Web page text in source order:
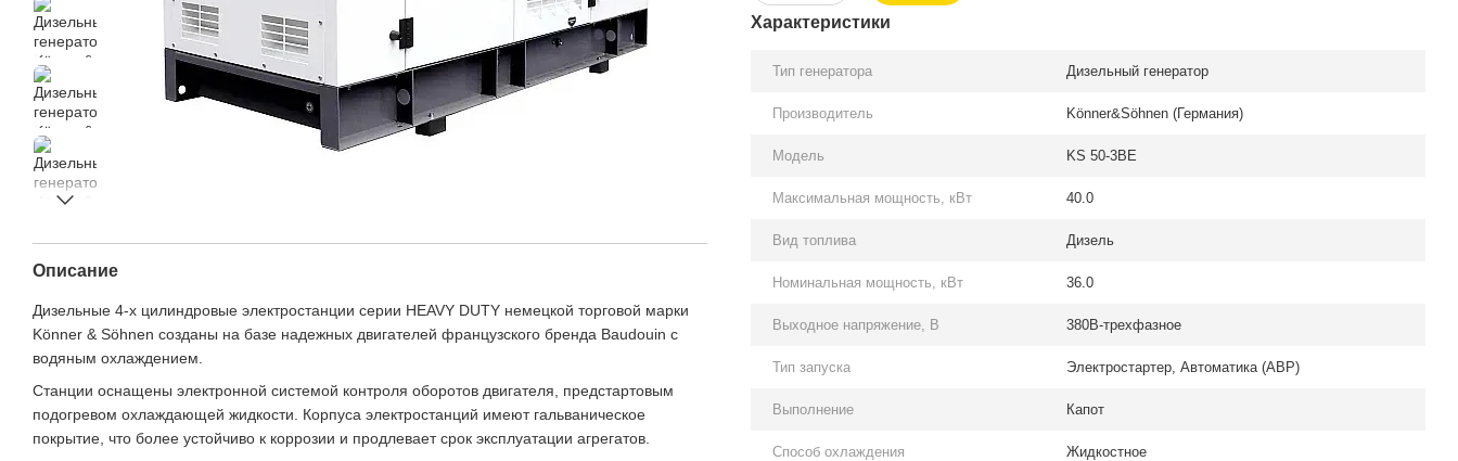
Описание
Дизельные 4-х цилиндровые электростанции серии HEAVY DUTY немецкой торговой марки
Könner & Söhnen созданы на базе надежных двигателей французского бренда Baudouin с
водяным охлаждением.
Станции оснащены электронной системой контроля оборотов двигателя, предстартовым
подогревом охлаждающей жидкости. Корпуса электростанций имеют гальваническое
покрытие, что более устойчиво к коррозии и продлевает срок эксплуатации агрегатов.
Характеристики
Тип генератора Дизельный генератор
Производитель Könner&Söhnen (Германия)
Модель KS 50-3BE
Максимальная мощность, кВт 40.0
Вид топлива Дизель
Номинальная мощность, кВт 36.0
Выходное напряжение, В 380В-трехфазное
Тип запуска Электростартер, Автоматика (АВР)
Выполнение Капот
Способ охлаждения Жидкостное